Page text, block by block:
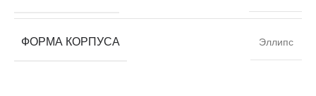
ФОРМА КОРПУСА Эллипс